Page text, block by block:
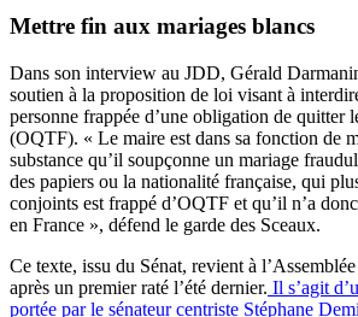
Mettre fin aux mariages blancs
Dans son interview au JDD, Gérald
soutien à la proposition de loi visant à
personne frappée d’une obligation de quitter
(OQTF). « Le maire est dans sa fonction de
substance qu’il soupçonne un mariage
des papiers ou la nationalité française, qui
conjoints est frappé d’OQTF et qu’il n’a
en France », défend le garde des Sceaux.
Ce texte, issu du Sénat, revient à
après un premier raté l’été dernier. Il s’agit
portée par le sénateur centriste Stéphane